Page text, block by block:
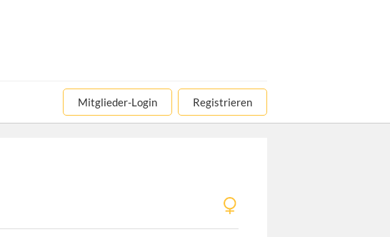
Mitglieder-Login Registrieren